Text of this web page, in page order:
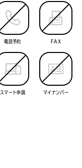
電話予約 FAX
スマート申請 マイナンバー